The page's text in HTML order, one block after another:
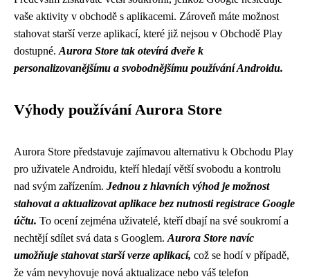
vaše aktivity v obchodě s aplikacemi. Zároveň máte možnost
stahovat starší verze aplikací, které již nejsou v Obchodě Play
dostupné. Aurora Store tak otevírá dveře k
personalizovanějšímu a svobodnějšímu používání Androidu.
Výhody používání Aurora Store
Aurora Store představuje zajímavou alternativu k Obchodu Play
pro uživatele Androidu, kteří hledají větší svobodu a kontrolu
nad svým zařízením. Jednou z hlavních výhod je možnost
stahovat a aktualizovat aplikace bez nutnosti registrace Google
účtu. To ocení zejména uživatelé, kteří dbají na své soukromí a
nechtějí sdílet svá data s Googlem. Aurora Store navíc
umožňuje stahovat starší verze aplikací, což se hodí v případě,
že vám nevyhovuje nová aktualizace nebo váš telefon